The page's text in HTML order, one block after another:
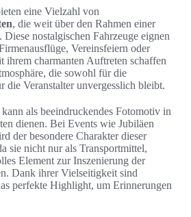
eine Vielzahl von
, die weit über den Rahmen einer
nostalgischen Fahrzeuge eignen
Vereinsfeiern oder
ihrem charmanten Auftreten schaffen
die sowohl für die
die Veranstalter unvergesslich bleibt.
als beeindruckendes Fotomotiv in
dienen. Bei Events wie Jubiläen
der besondere Charakter dieser
sie nicht nur als Transportmittel,
Element zur Inszenierung der
Dank ihrer Vielseitigkeit sind
perfekte Highlight, um Erinnerungen